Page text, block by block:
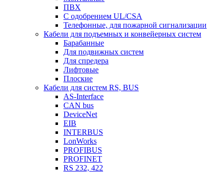
ПВХ
С одобрением UL/CSA
Телефонные, для пожарной сигнализации
Кабели для подъемных и конвейерных систем
Барабанные
Для подвижных систем
Для спредера
Лифтовые
Плоские
Кабели для систем RS, BUS
AS-Interface
CAN bus
DeviceNet
EIB
INTERBUS
LonWorks
PROFIBUS
PROFINET
RS 232, 422